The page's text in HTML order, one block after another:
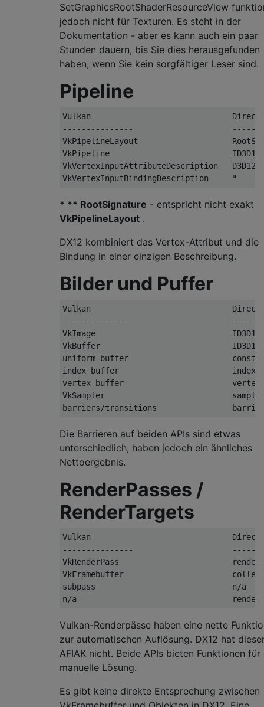
SetGraphicsRootShaderResourceView
jedoch nicht für Texturen. Es steht in der
Dokumentation - aber es kann auch ein paar
Stunden dauern, bis Sie dies herausgefunden
haben, wenn Sie kein sorgfältiger Leser sind.
Pipeline
Vulkan                              DirectX
---------------
VkPipelineLayout
VkPipeline
VkVertexInputAttributeDescription
* ** RootSignature - entspricht nicht exakt
VkPipelineLayout .
DX12 kombiniert das Vertex-Attribut und die
Bindung in einer einzigen Beschreibung.
Bilder und Puffer
Vulkan                              DirectX
---------------
VkImage
VkBuffer
uniform buffer
index buffer                        index
vertex buffer                       vertex
VkSampler
Die Barrieren auf beiden APIs sind etwas
unterschiedlich, haben jedoch ein ähnliches
Nettoergebnis.
RenderPasses /
RenderTargets
Vulkan                              DirectX
---------------
VkRenderPass                        render
VkFramebuffer                       collection
subpass                             n/a
Vulkan-Renderpässe haben eine nette
zur automatischen Auflösung. DX12 hat
AFIAK nicht. Beide APIs bieten Funktionen für
manuelle Lösung.
Es gibt keine direkte Entsprechung zwischen